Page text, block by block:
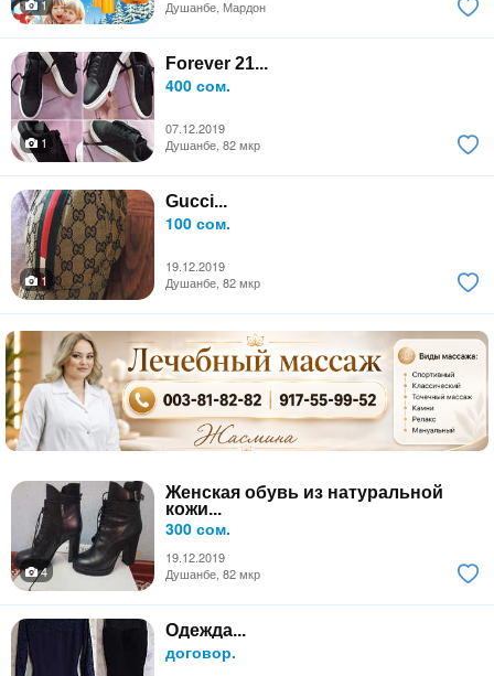
1
Душанбе, Мардон
Forever 21...
400 сом.
07.12.2019
1
Душанбе, 82 мкр
Gucci...
100 сом.
19.12.2019
1
Душанбе, 82 мкр
Женская обувь из натуральной
кожи...
300 сом.
19.12.2019
4
Душанбе, 82 мкр
Одежда...
договор.